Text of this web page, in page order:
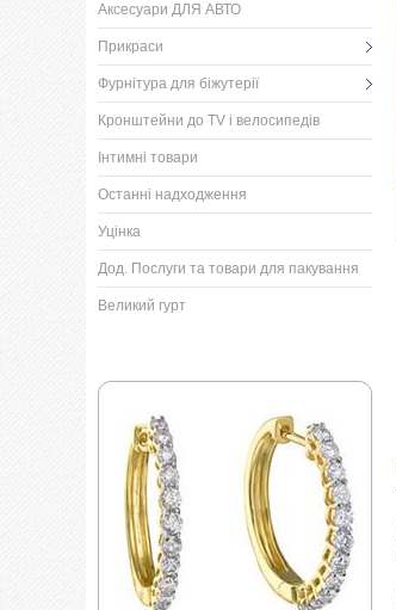
Аксесуари ДЛЯ АВТО
Прикраси
Фурнітура для біжутерії
Кронштейни до TV і велосипедів
Інтимні товари
Останні надходження
Уцінка
Дод. Послуги та товари для пакування
Великий гурт